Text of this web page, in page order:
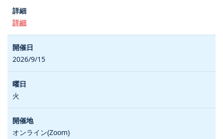
詳細
2026/9/15
火
オンライン(Zoom)